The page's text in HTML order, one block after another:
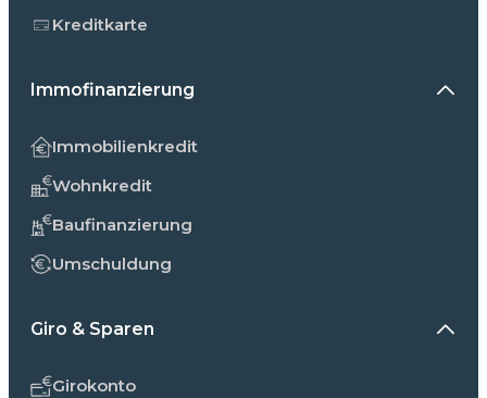
Kreditkarte
Immofinanzierung
Immobilienkredit
Wohnkredit
Baufinanzierung
Umschuldung
Giro & Sparen
Girokonto